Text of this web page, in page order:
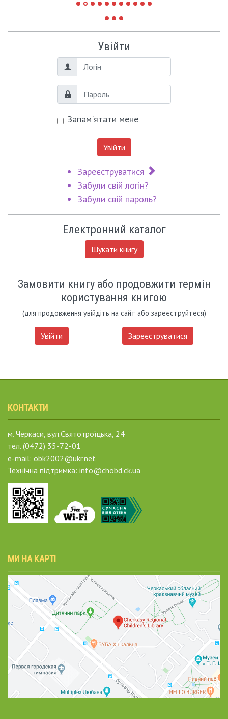
Увійти
Логін
Пароль
Запам'ятати мене
Увійти
Зареєструватися
Забули свій логін?
Забули свій пароль?
Електронний каталог
Шукати книгу
Замовити книгу або продовжити термін
користування книгою
(для продовження увійдіть на сайт або зареєструйтеся)
Увійти Зареєструватися
КОНТАКТИ
м. Черкаси, вул.Святотроїцька, 24
тел. (0472) 35-72-01
e-mail: obk2002@ukr.net
Технічна підтримка: info@chobd.ck.ua
МИ НА КАРТІ